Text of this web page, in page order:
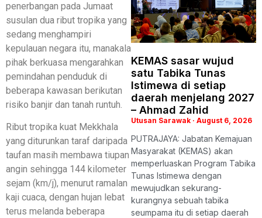
penerbangan pada Jumaat
susulan dua ribut tropika yang
sedang menghampiri
kepulauan negara itu, manakala
pihak berkuasa mengarahkan
pemindahan penduduk di
beberapa kawasan berikutan
risiko banjir dan tanah runtuh.
Ribut tropika kuat Mekkhala
yang diturunkan taraf daripada
taufan masih membawa tiupan
angin sehingga 144 kilometer
sejam (km/j), menurut ramalan
kaji cuaca, dengan hujan lebat
terus melanda beberapa
KEMAS sasar wujud
satu Tabika Tunas
Istimewa di setiap
daerah menjelang 2027
– Ahmad Zahid
Utusan Sarawak August 6, 2026
PUTRAJAYA: Jabatan Kemajuan
Masyarakat (KEMAS) akan
memperluaskan Program Tabika
Tunas Istimewa dengan
mewujudkan sekurang-
kurangnya sebuah tabika
seumpama itu di setiap daerah